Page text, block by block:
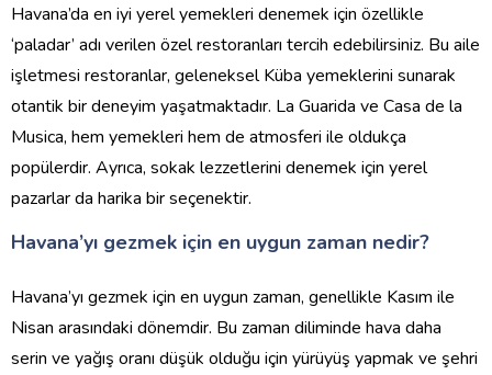
Havana’da en iyi yerel yemekleri denemek için özellikle
‘paladar’ adı verilen özel restoranları tercih edebilirsiniz. Bu aile
işletmesi restoranlar, geleneksel Küba yemeklerini sunarak
otantik bir deneyim yaşatmaktadır. La Guarida ve Casa de la
Musica, hem yemekleri hem de atmosferi ile oldukça
popülerdir. Ayrıca, sokak lezzetlerini denemek için yerel
pazarlar da harika bir seçenektir.
Havana’yı gezmek için en uygun zaman nedir?
Havana’yı gezmek için en uygun zaman, genellikle Kasım ile
Nisan arasındaki dönemdir. Bu zaman diliminde hava daha
serin ve yağış oranı düşük olduğu için yürüyüş yapmak ve şehri